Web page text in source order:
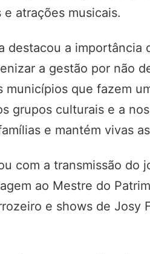
atrações musicais.
destacou a importância
a gestão por não
que fazem
grupos culturais e a
e mantém vivas
com a transmissão do
ao Mestre do
e shows de Josy